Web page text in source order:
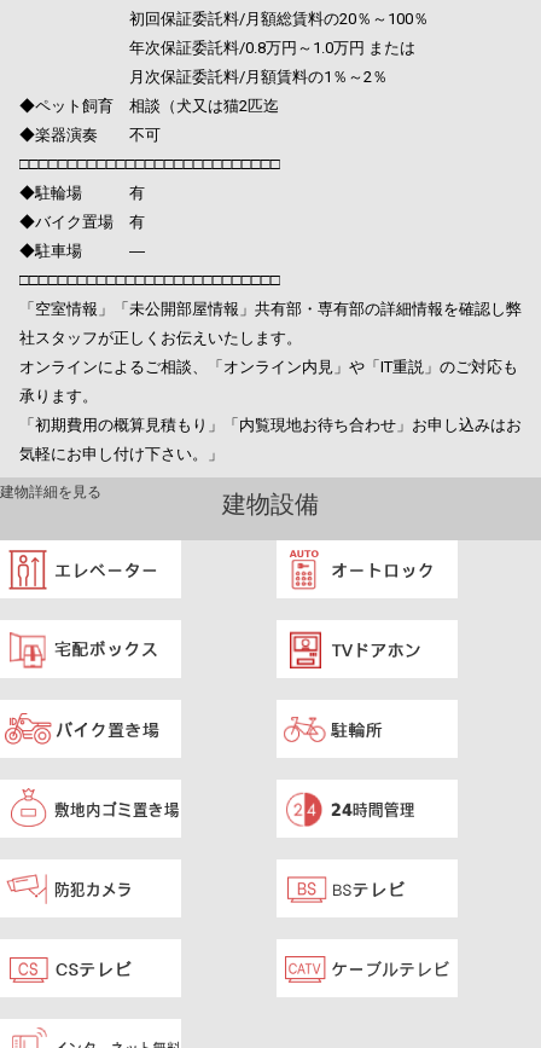
初回保証委託料/月額総賃料の20％～100％
年次保証委託料/0.8万円～1.0万円 または
月次保証委託料/月額賃料の1％～2％
◆ペット飼育 相談（犬又は猫2匹迄
◆楽器演奏 不可
□□□□□□□□□□□□□□□□□□□□□□□□□□□
◆駐輪場 有
◆バイク置場 有
◆駐車場 ―
□□□□□□□□□□□□□□□□□□□□□□□□□□□
「空室情報」「未公開部屋情報」共有部・専有部の詳細情報を確認し弊
社スタッフが正しくお伝えいたします。
オンラインによるご相談、「オンライン内見」や「IT重説」のご対応も
承ります。
「初期費用の概算見積もり」「内覧現地お待ち合わせ」お申し込みはお
気軽にお申し付け下さい。」
建物設備
建物詳細を見る